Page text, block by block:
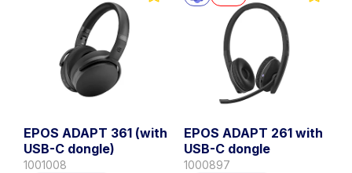
EPOS ADAPT 361 (with
USB-C dongle)
1001008
EPOS ADAPT 261 with
USB-C dongle
1000897